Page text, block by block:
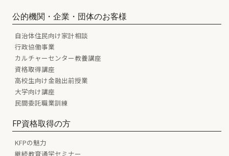
公的機関・企業・団体のお客様
自治体住民向け家計相談
行政協働事業
カルチャーセンター教養講座
資格取得講座
高校生向け金融出前授業
大学向け講座
民間委託職業訓練
FP資格取得の方
KFPの魅力
継続教育通学セミナー